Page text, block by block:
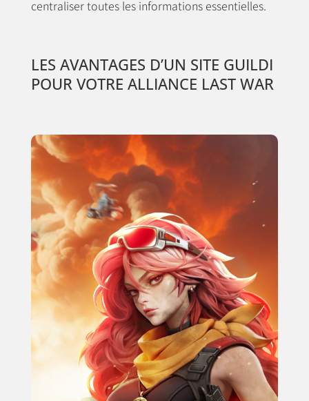
centraliser toutes les informations essentielles.
LES AVANTAGES D’UN SITE GUILDI
POUR VOTRE ALLIANCE LAST WAR